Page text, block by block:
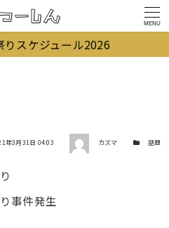
MENU
スケジュール2026
日年3月31日 04:03 著者 カズマ カテゴリー
話題
事件発生